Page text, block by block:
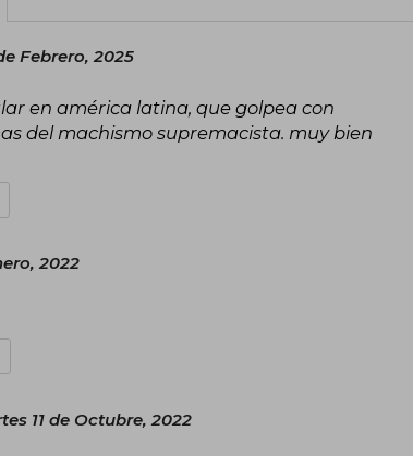
Febrero, 2025
en américa latina, que golpea con
del machismo supremacista. muy bien
2022
11 de Octubre, 2022